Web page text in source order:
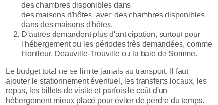
des chambres disponibles dans
des maisons d'hôtes, avec des chambres disponibles
dans des maisons d'hôtes.
D'autres demandent plus d'anticipation, surtout pour
l'hébergement ou les périodes très demandées, comme
Honfleur, Deauville-Trouville ou la baie de Somme.
Le budget total ne se limite jamais au transport. Il faut
ajouter le stationnement éventuel, les transferts locaux, les
repas, les billets de visite et parfois le coût d'un
hébergement mieux placé pour éviter de perdre du temps.